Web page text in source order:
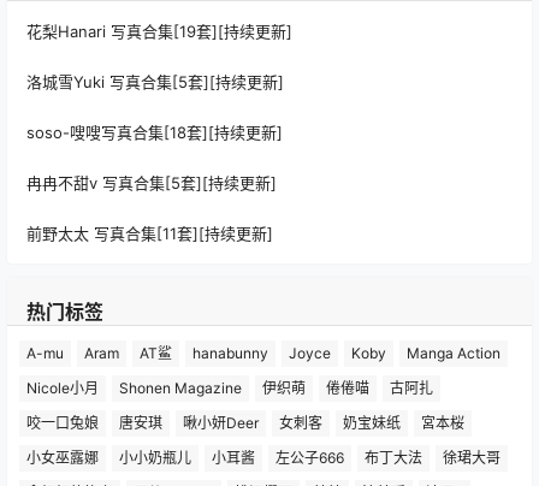
花梨Hanari 写真合集[19套][持续更新]
洛城雪Yuki 写真合集[5套][持续更新]
soso-嗖嗖写真合集[18套][持续更新]
冉冉不甜v 写真合集[5套][持续更新]
前野太太 写真合集[11套][持续更新]
热门标签
A-mu Aram AT鲨 hanabunny Joyce Koby
Manga Action
Nicole小月
Shonen Magazine 伊织萌 倦倦喵
古阿扎
咬一口兔娘
唐安琪 啾小妍Deer 女刺客 奶宝妹纸
宮本桜
小女巫露娜
小小奶瓶儿 小耳酱 左公子666 布丁大法
徐珺大哥